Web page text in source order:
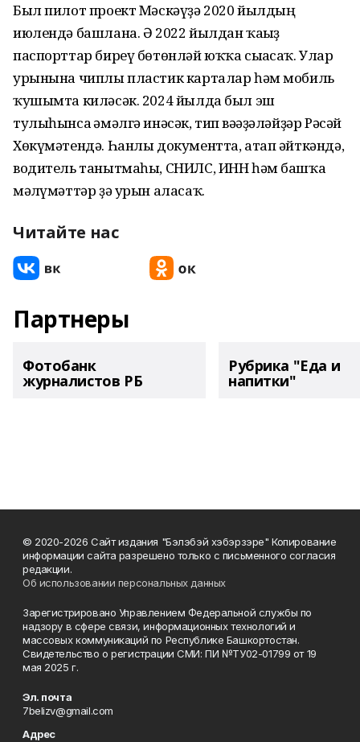
Был пилот проект Мәскәүҙә 2020 йылдың
июлендә башлана. Ә 2022 йылдан ҡағыҙ
паспорттар биреү бөтөнләй юҡҡа сығасаҡ. Улар
урынына чиплы пластик карталар һәм мобиль
ҡушымта киләсәк. 2024 йылда был эш
тулыһынса ғәмәлгә инәсәк, тип вәғәҙәләйҙәр Рәсәй
Хөкүмәтендә. Һанлы документта, атап әйткәндә,
водитель танытмаһы, СНИЛС, ИНН һәм башҡа
мәғлүмәттәр ҙә урын аласаҡ.
Читайте нас
Партнеры
Фотобанк
журналистов РБ
Рубрика "Еда и
напитки"
© 2020-2026 Сайт издания "Бэлэбэй хэбэрзэре" Копирование
информации сайта разрешено только с письменного согласия
редакции.
Об использовании персональных данных
Зарегистрировано Управлением Федеральной службы по
надзору в сфере связи, информационных технологий и
массовых коммуникаций по Республике Башкортостан.
Свидетельство о регистрации СМИ: ПИ №ТУ02-01799 от 19
мая 2025 г.
Эл. почта
7belizv@gmail.com
Адрес